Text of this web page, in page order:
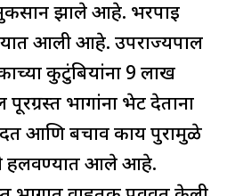
झाले आहे. भरपाई
आली आहे. उपराज्यपाल
कुटुंबियांना 9 लाख
भागांना भेट देताना
आणि बचाव कार्य पुरामुळे
हलवण्यात आले आहे.